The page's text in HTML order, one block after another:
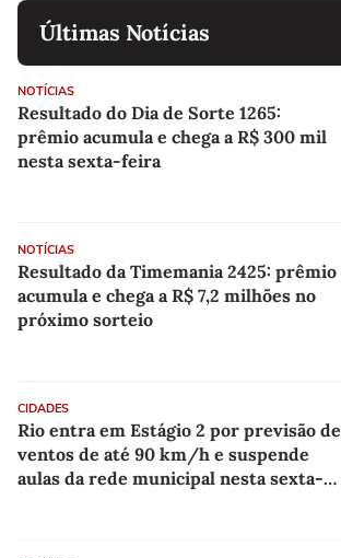
Últimas Notícias
NOTÍCIAS
Resultado do Dia de Sorte 1265:
prêmio acumula e chega a R$ 300 mil
nesta sexta-feira
NOTÍCIAS
Resultado da Timemania 2425: prêmio
acumula e chega a R$ 7,2 milhões no
próximo sorteio
CIDADES
Rio entra em Estágio 2 por previsão de
ventos de até 90 km/h e suspende
aulas da rede municipal nesta sexta-